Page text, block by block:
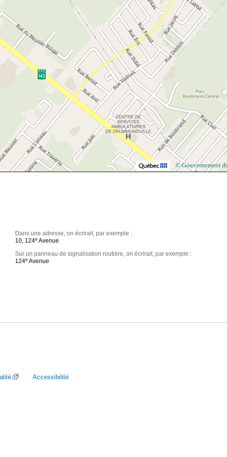
© Gouvernement
Dans une adresse, on écrirait, par exemple :
10, 124e Avenue
Sur un panneau de signalisation routière, on écrirait, par exemple :
124e Avenue
Accessibilité